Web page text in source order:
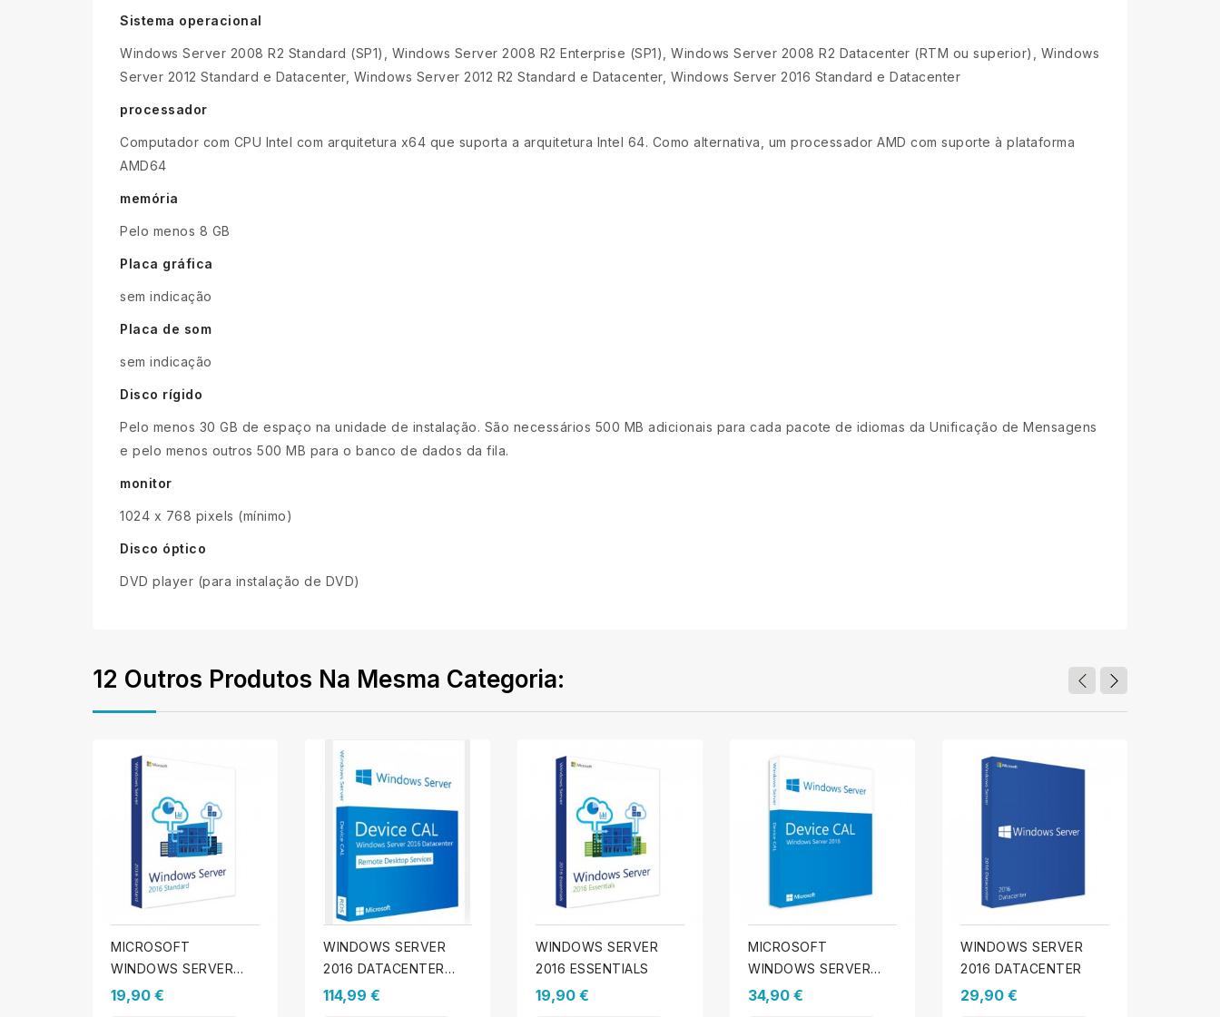
Sistema operacional
Windows Server 2008 R2 Standard (SP1), Windows Server 2008 R2 Enterprise (SP1), Windows Server 2008 R2 Datacenter (RTM ou superior), Windows
Server 2012 Standard e Datacenter, Windows Server 2012 R2 Standard e Datacenter, Windows Server 2016 Standard e Datacenter
processador
Computador com CPU Intel com arquitetura x64 que suporta a arquitetura Intel 64. Como alternativa, um processador AMD com suporte à plataforma
AMD64
memória
Pelo menos 8 GB
Placa gráfica
sem indicação
Placa de som
sem indicação
Disco rígido
Pelo menos 30 GB de espaço na unidade de instalação. São necessários 500 MB adicionais para cada pacote de idiomas da Unificação de Mensagens
e pelo menos outros 500 MB para o banco de dados da fila.
monitor
1024 x 768 pixels (mínimo)
Disco óptico
DVD player (para instalação de DVD)
12 Outros Produtos Na Mesma Categoria:
MICROSOFT
WINDOWS SERVER
2016 STANDARD
19,90 €
WINDOWS SERVER
2016 DATACENTER
RDS 10 LICENÇAS DE
114,99 €
WINDOWS SERVER
2016 ESSENTIALS
19,90 €
MICROSOFT
WINDOWS SERVER
2016 STANDARD - 10
34,90 €
WINDOWS SERVER
2016 DATACENTER
29,90 €